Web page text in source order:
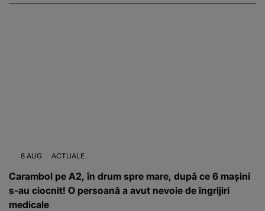
8 AUG ACTUALE
Carambol pe A2, în drum spre mare, după ce 6 mașini
s-au ciocnit! O persoană a avut nevoie de îngrijiri
medicale